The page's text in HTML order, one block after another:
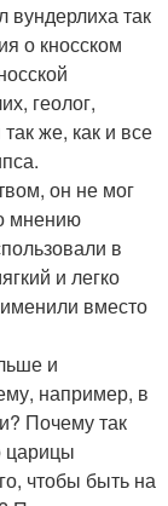
вундерлиха так
о кносском
геолог,
же, как и все
он не мог
мнению
в
и легко
вместо
и
например, в
Почему так
царицы
чтобы быть на